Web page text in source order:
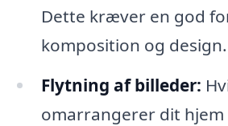
Dette kræver en god
komposition og design.
Flytning af billeder:
omarrangerer dit